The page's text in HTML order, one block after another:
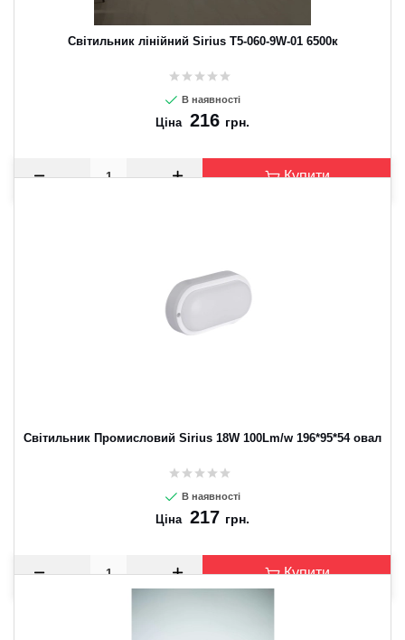
Світильник лінійний Sirius T5-060-9W-01 6500к
В наявності
Ціна 216 грн.
Купити
Світильник Промисловий Sirius 18W 100Lm/w 196*95*54 овал
В наявності
Ціна 217 грн.
Купити
CANCEL